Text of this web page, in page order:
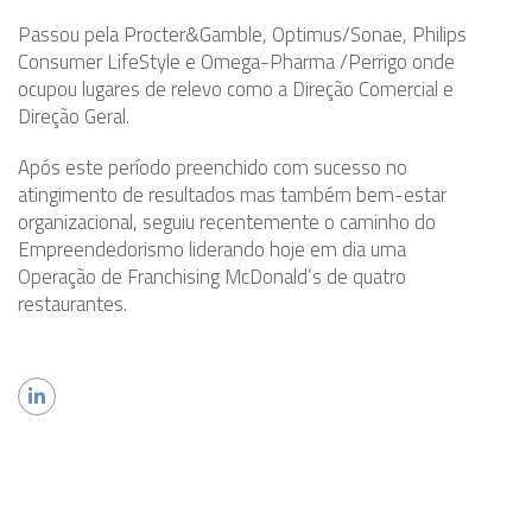
Passou pela Procter&Gamble, Optimus/Sonae, Philips
Consumer LifeStyle e Omega-Pharma /Perrigo onde
ocupou lugares de relevo como a Direção Comercial e
Direção Geral.
Após este período preenchido com sucesso no
atingimento de resultados mas também bem-estar
organizacional, seguiu recentemente o caminho do
Empreendedorismo liderando hoje em dia uma
Operação de Franchising McDonald’s de quatro
restaurantes.